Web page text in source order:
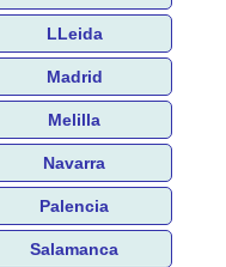
LLeida
Madrid
Melilla
Navarra
Palencia
Salamanca